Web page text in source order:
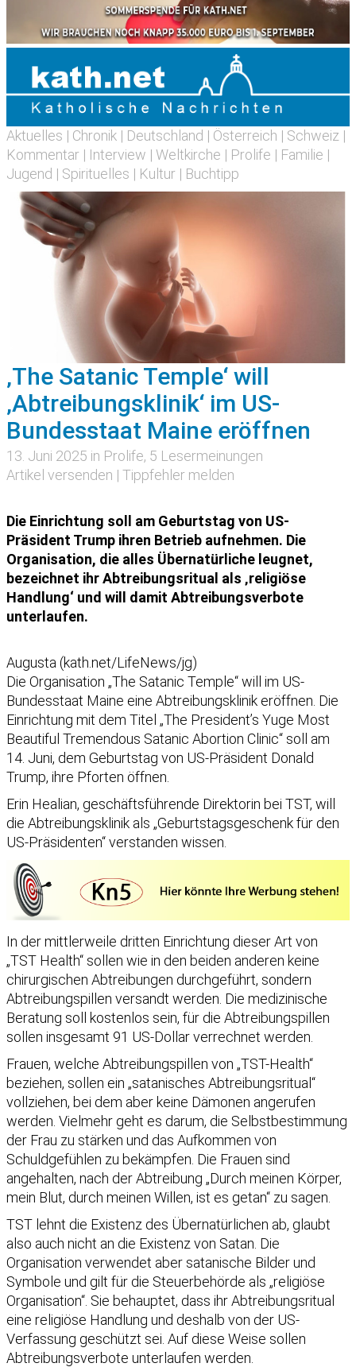
Aktuelles | Chronik | Deutschland | Österreich | Schweiz |
Kommentar | Interview | Weltkirche | Prolife | Familie |
Jugend | Spirituelles | Kultur | Buchtipp
‚The Satanic Temple‘ will
‚Abtreibungsklinik‘ im US-
Bundesstaat Maine eröffnen
13. Juni 2025 in Prolife, 5 Lesermeinungen
Artikel versenden | Tippfehler melden
Die Einrichtung soll am Geburtstag von US-
Präsident Trump ihren Betrieb aufnehmen. Die
Organisation, die alles Übernatürliche leugnet,
bezeichnet ihr Abtreibungsritual als ‚religiöse
Handlung‘ und will damit Abtreibungsverbote
unterlaufen.
Augusta (kath.net/LifeNews/jg)
Die Organisation „The Satanic Temple“ will im US-
Bundesstaat Maine eine Abtreibungsklinik eröffnen. Die
Einrichtung mit dem Titel „The President’s Yuge Most
Beautiful Tremendous Satanic Abortion Clinic“ soll am
14. Juni, dem Geburtstag von US-Präsident Donald
Trump, ihre Pforten öffnen.
Erin Healian, geschäftsführende Direktorin bei TST, will
die Abtreibungsklinik als „Geburtstagsgeschenk für den
US-Präsidenten“ verstanden wissen.
In der mittlerweile dritten Einrichtung dieser Art von
„TST Health“ sollen wie in den beiden anderen keine
chirurgischen Abtreibungen durchgeführt, sondern
Abtreibungspillen versandt werden. Die medizinische
Beratung soll kostenlos sein, für die Abtreibungspillen
sollen insgesamt 91 US-Dollar verrechnet werden.
Frauen, welche Abtreibungspillen von „TST-Health“
beziehen, sollen ein „satanisches Abtreibungsritual“
vollziehen, bei dem aber keine Dämonen angerufen
werden. Vielmehr geht es darum, die Selbstbestimmung
der Frau zu stärken und das Aufkommen von
Schuldgefühlen zu bekämpfen. Die Frauen sind
angehalten, nach der Abtreibung „Durch meinen Körper,
mein Blut, durch meinen Willen, ist es getan“ zu sagen.
TST lehnt die Existenz des Übernatürlichen ab, glaubt
also auch nicht an die Existenz von Satan. Die
Organisation verwendet aber satanische Bilder und
Symbole und gilt für die Steuerbehörde als „religiöse
Organisation“. Sie behauptet, dass ihr Abtreibungsritual
eine religiöse Handlung und deshalb von der US-
Verfassung geschützt sei. Auf diese Weise sollen
Abtreibungsverbote unterlaufen werden.